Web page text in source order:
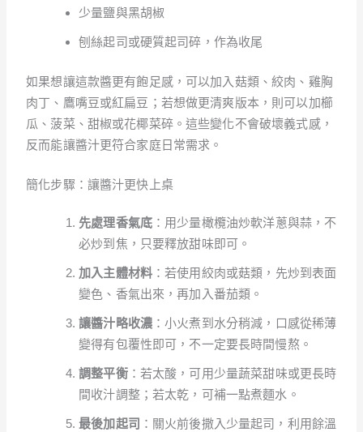
少量鹽與黑胡椒
刨絲起司或硬質起司碎，作為收尾
如果想讓這款醬更有飽足感，可以加入菇類、絞肉、雞胸
肉丁、鷹嘴豆或紅扁豆；若想做更清爽版本，則可以加櫛
瓜、菠菜、甜椒或花椰菜碎。這些變化不會破壞義式感，
反而能讓醬汁更符合家庭日常需求。
簡化步驟：讓醬汁更快上桌
先處理香氣底 ：用少量橄欖油炒軟洋蔥與蒜，不
必炒到焦，只要釋放甜味即可。
加入主體材料 ：若使用絞肉或菇類，先炒到表面
變色、香氣出來，再加入番茄類。
讓醬汁略收濃 ：小火煮到水分稍減，口感從稀薄
變得有包覆性即可，不一定要長時間慢熬。
調整平衡：若太酸，可用少量蔬菜甜味或更長時
間收汁調整；若太乾，可補一點煮麵水。
最後加起司 ：關火前後撒入少量起司，利用餘溫